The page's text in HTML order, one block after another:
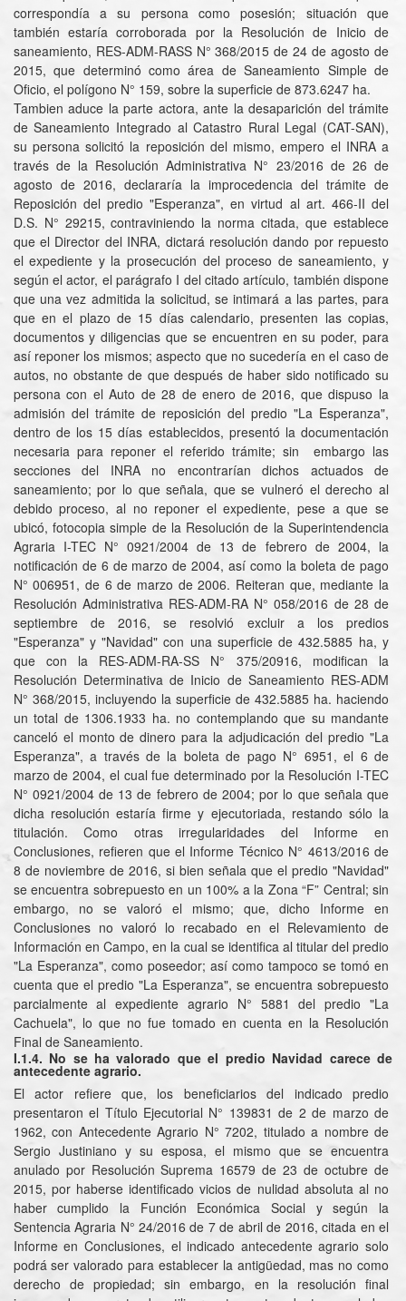
correspondía a su persona como posesión; situación que
también estaría corroborada por la Resolución de Inicio de
saneamiento, RES-ADM-RASS N° 368/2015 de 24 de agosto de
2015, que determinó como área de Saneamiento Simple de
Oficio, el polígono N° 159, sobre la superficie de 873.6247 ha.
Tambien aduce la parte actora, ante la desaparición del trámite
de Saneamiento Integrado al Catastro Rural Legal (CAT-SAN),
su persona solicitó la reposición del mismo, empero el INRA a
través de la Resolución Administrativa N° 23/2016 de 26 de
agosto de 2016, declararía la improcedencia del trámite de
Reposición del predio "Esperanza", en virtud al art. 466-II del
D.S. N° 29215, contraviniendo la norma citada, que establece
que el Director del INRA, dictará resolución dando por repuesto
el expediente y la prosecución del proceso de saneamiento, y
según el actor, el parágrafo I del citado artículo, también dispone
que una vez admitida la solicitud, se intimará a las partes, para
que en el plazo de 15 días calendario, presenten las copias,
documentos y diligencias que se encuentren en su poder, para
así reponer los mismos; aspecto que no sucedería en el caso de
autos, no obstante de que después de haber sido notificado su
persona con el Auto de 28 de enero de 2016, que dispuso la
admisión del trámite de reposición del predio "La Esperanza",
dentro de los 15 días establecidos, presentó la documentación
necesaria para reponer el referido trámite; sin embargo las
secciones del INRA no encontrarían dichos actuados de
saneamiento; por lo que señala, que se vulneró el derecho al
debido proceso, al no reponer el expediente, pese a que se
ubicó, fotocopia simple de la Resolución de la Superintendencia
Agraria I-TEC N° 0921/2004 de 13 de febrero de 2004, la
notificación de 6 de marzo de 2004, así como la boleta de pago
N° 006951, de 6 de marzo de 2006. Reiteran que, mediante la
Resolución Administrativa RES-ADM-RA N° 058/2016 de 28 de
septiembre de 2016, se resolvió excluir a los predios
"Esperanza" y "Navidad" con una superficie de 432.5885 ha, y
que con la RES-ADM-RA-SS N° 375/20916, modifican la
Resolución Determinativa de Inicio de Saneamiento RES-ADM
N° 368/2015, incluyendo la superficie de 432.5885 ha. haciendo
un total de 1306.1933 ha. no contemplando que su mandante
canceló el monto de dinero para la adjudicación del predio "La
Esperanza", a través de la boleta de pago N° 6951, el 6 de
marzo de 2004, el cual fue determinado por la Resolución I-TEC
N° 0921/2004 de 13 de febrero de 2004; por lo que señala que
dicha resolución estaría firme y ejecutoriada, restando sólo la
titulación. Como otras irregularidades del Informe en
Conclusiones, refieren que el Informe Técnico N° 4613/2016 de
8 de noviembre de 2016, si bien señala que el predio "Navidad"
se encuentra sobrepuesto en un 100% a la Zona “F” Central; sin
embargo, no se valoró el mismo; que, dicho Informe en
Conclusiones no valoró lo recabado en el Relevamiento de
Información en Campo, en la cual se identifica al titular del predio
"La Esperanza", como poseedor; así como tampoco se tomó en
cuenta que el predio "La Esperanza", se encuentra sobrepuesto
parcialmente al expediente agrario N° 5881 del predio "La
Cachuela", lo que no fue tomado en cuenta en la Resolución
Final de Saneamiento.
I.1.4. No se ha valorado que el predio Navidad carece de
antecedente agrario.
El actor refiere que,
los beneficiarios del indicado predio
presentaron el Título Ejecutorial N° 139831 de 2 de marzo de
1962, con Antecedente Agrario N° 7202, titulado a nombre de
Sergio Justiniano y su esposa, el mismo que se encuentra
anulado por Resolución Suprema 16579 de 23 de octubre de
2015, por haberse identificado vicios de nulidad absoluta al no
haber cumplido la Función Económica Social y según la
Sentencia Agraria N° 24/2016 de 7 de abril de 2016, citada en el
Informe en Conclusiones, el indicado antecedente agrario solo
podrá ser valorado para establecer la antigüedad, mas no como
derecho de propiedad; sin embargo, en la resolución final